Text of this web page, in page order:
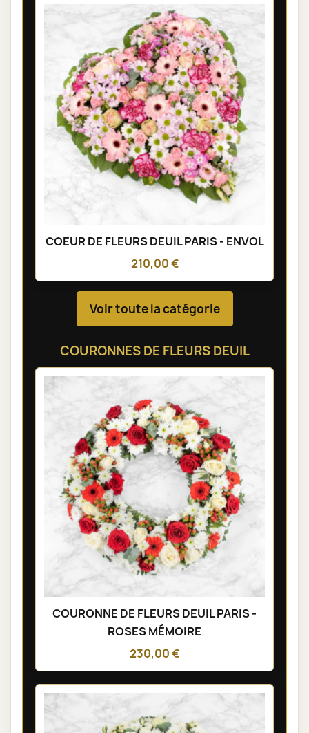
COEUR DE FLEURS DEUIL PARIS - ENVOL
210,00 €
Voir toute la catégorie
COURONNES DE FLEURS DEUIL
COURONNE DE FLEURS DEUIL PARIS -
ROSES MÉMOIRE
230,00 €